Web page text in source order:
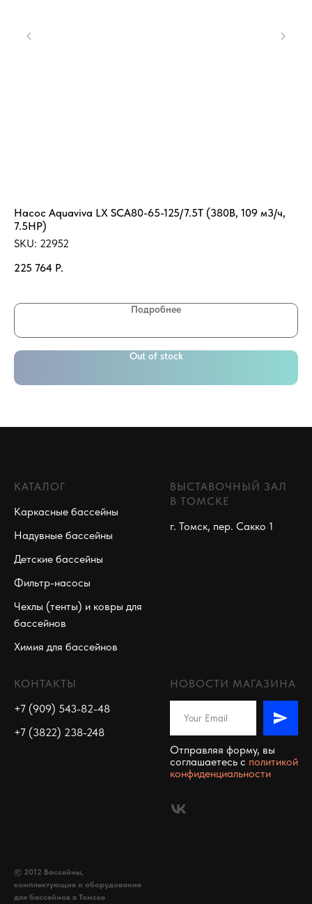
Насос Aquaviva LX SCA80-65-125/7.5T (380В, 109 м3/ч,
7.5НР)
SKU: 22952
225 764 Р.
Подробнее
Out of stock
КАТАЛОГ
Каркасные бассейны
Надувные бассейны
Детские бассейны
Фильтр-насосы
Чехлы (тенты) и ковры для
бассейнов
Химия для бассейнов
ВЫСТАВОЧНЫЙ ЗАЛ
В ТОМСКЕ
г. Томск, пер. Сакко 1
КОНТАКТЫ
+7 (909) 543-82-48
+7 (3822) 238-248
НОВОСТИ МАГАЗИНА
Отправляя форму, вы
соглашаетесь c политикой
конфиденциальности
© 2012 Бассейны,
комплектующие и оборудование
для бассейнов в Томске